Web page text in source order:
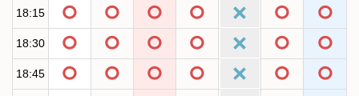
18:15
18:30
18:45